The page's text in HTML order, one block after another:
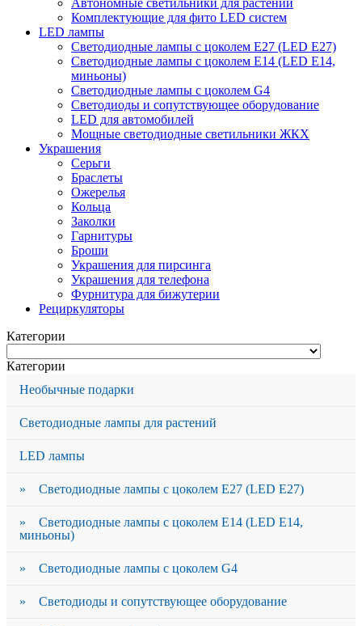
Комплектующие для фито LED систем
LED лампы
Светодиодные лампы с цоколем Е27 (LED E27)
Светодиодные лампы с цоколем Е14 (LED E14,
миньоны)
Светодиодные лампы с цоколем G4
Светодиоды и сопутствующее оборудование
LED для автомобилей
Мощные светодиодные светильники ЖКХ
Украшения
Серьги
Браслеты
Ожерелья
Кольца
Заколки
Гарнитуры
Броши
Украшения для пирсинга
Украшения для телефона
Фурнитура для бижутерии
Рециркуляторы
Категории
Категории
Необычные подарки
Светодиодные лампы для растений
LED лампы
» Светодиодные лампы с цоколем Е27 (LED E27)
» Светодиодные лампы с цоколем Е14 (LED E14,
миньоны)
» Светодиодные лампы с цоколем G4
» Светодиоды и сопутствующее оборудование